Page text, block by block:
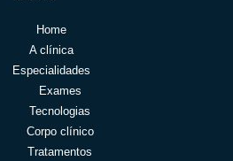
Home
A clínica
Especialidades
Exames
Tecnologias
Corpo clínico
Tratamentos